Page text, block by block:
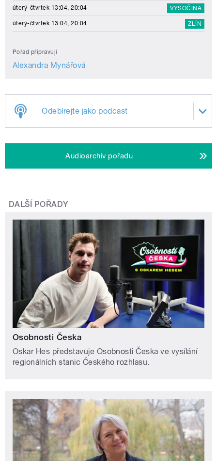
úterý-čtvrtek 13:04, 20:04 VYSOČINA
úterý-čtvrtek 13:04, 20:04 ZLÍN
Pořad připravují
Alexandra Mynářová
Odebírejte jako podcast
Audioarchiv pořadu
DALŠÍ POŘADY
Osobnosti Česka
Oskar Hes představuje Osobnosti Česka ve vysílání
regionálních stanic Českého rozhlasu.